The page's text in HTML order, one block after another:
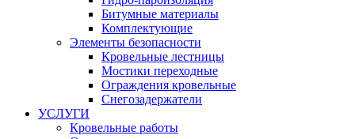
Битумные материалы
Комплектующие
Элементы безопасности
Кровельные лестницы
Мостики переходные
Ограждения кровельные
Снегозадержатели
УСЛУГИ
Кровельные работы